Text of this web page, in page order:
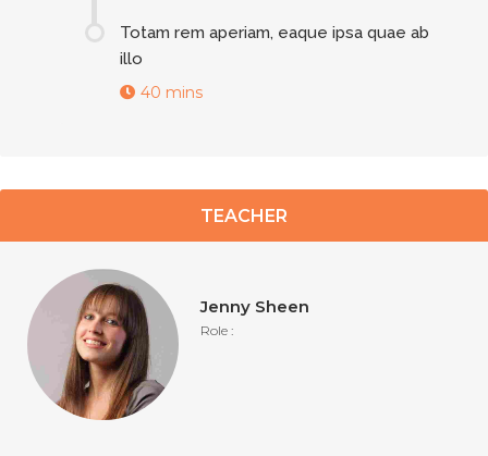
Totam rem aperiam, eaque ipsa quae ab
illo
40 mins
TEACHER
Jenny Sheen
Role :